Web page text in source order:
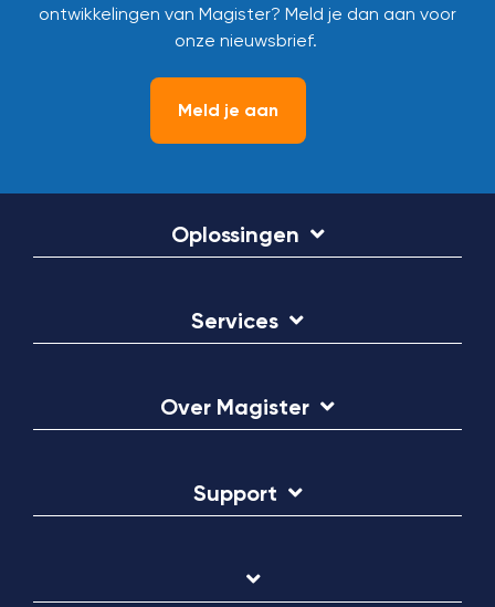
ontwikkelingen van Magister? Meld je dan aan voor
onze nieuwsbrief.
Meld je aan
Oplossingen
Services
Over Magister
Support